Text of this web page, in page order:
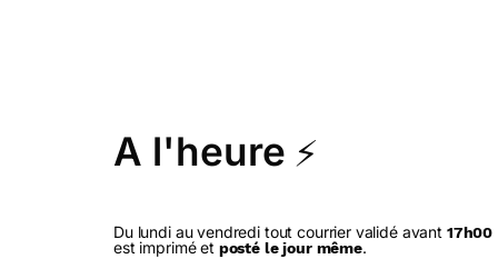
A l'heure ⚡
Du lundi au vendredi tout courrier validé avant 17h00
est imprimé et posté le jour même.